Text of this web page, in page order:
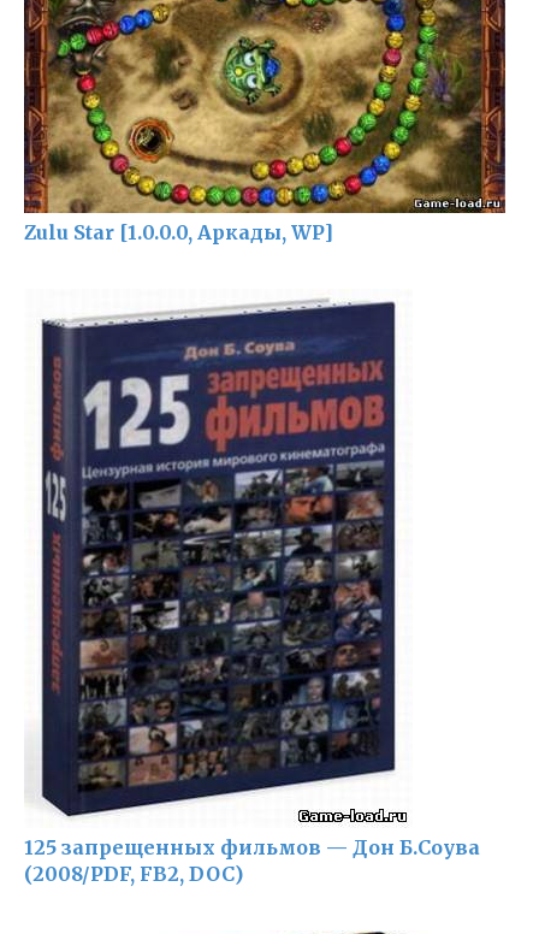
Zulu Star [1.0.0.0, Аркады, WP]
125 запрещенных фильмов — Дон Б.Соува
(2008/PDF, FB2, DOC)